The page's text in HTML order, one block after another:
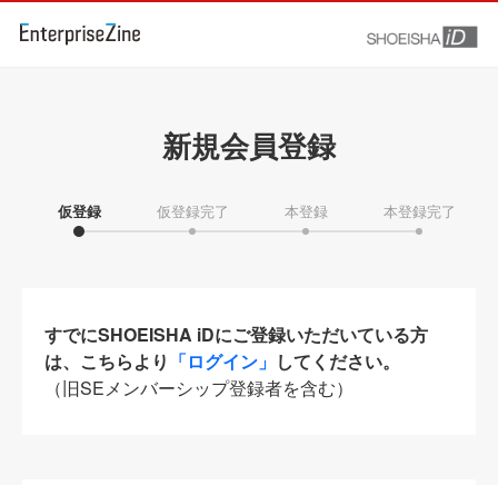
新規会員登録
仮登録 仮登録完了 本登録 本登録完了
すでにSHOEISHA iDにご登録いただいている方
は、こちらより 「ログイン」 してください。
（旧SEメンバーシップ登録者を含む）